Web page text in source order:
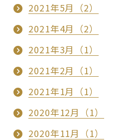
2021年5月（2）
2021年4月（2）
2021年3月（1）
2021年2月（1）
2021年1月（1）
2020年12月（1）
2020年11月（1）